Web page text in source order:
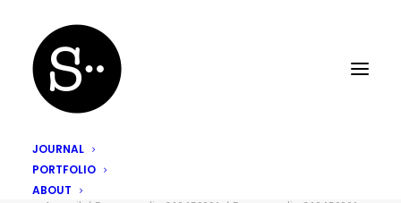
JOURNAL
PORTFOLIO
ABOUT